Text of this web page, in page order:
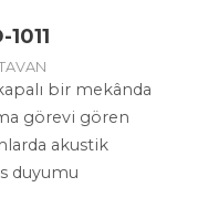
bir mekânda
görevi gören
akustik
duyumu